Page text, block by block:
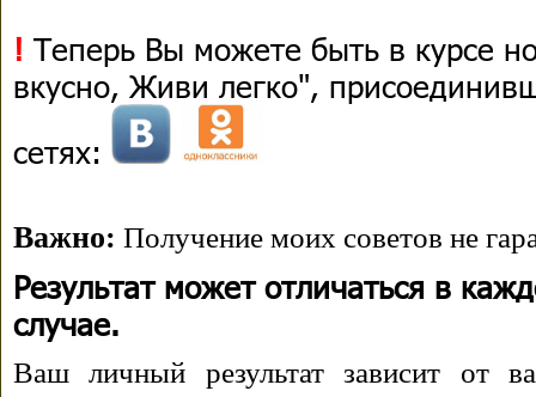
! Теперь Вы можете быть в курсе
вкусно, Живи легко",
сетях:
Важно: Получение моих советов не
Результат может отличаться в
случае.
Ваш личный результат зависит от